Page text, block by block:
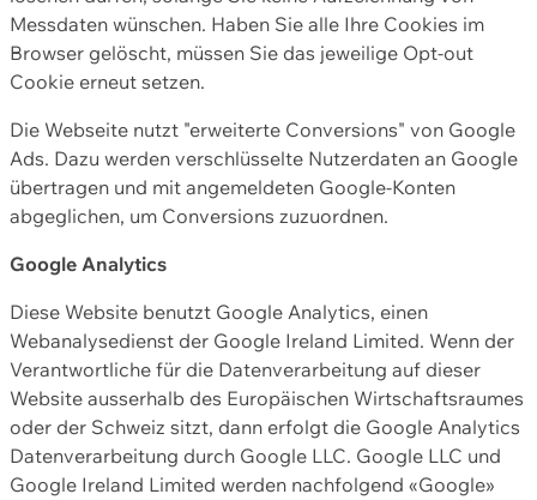
Messdaten wünschen. Haben Sie alle Ihre Cookies im
Browser gelöscht, müssen Sie das jeweilige Opt-out
Cookie erneut setzen.
Die Webseite nutzt "erweiterte Conversions" von Google
Ads. Dazu werden verschlüsselte Nutzerdaten an Google
übertragen und mit angemeldeten Google-Konten
abgeglichen, um Conversions zuzuordnen.
Google Analytics
Diese Website benutzt Google Analytics, einen
Webanalysedienst der Google Ireland Limited. Wenn der
Verantwortliche für die Datenverarbeitung auf dieser
Website ausserhalb des Europäischen Wirtschaftsraumes
oder der Schweiz sitzt, dann erfolgt die Google Analytics
Datenverarbeitung durch Google LLC. Google LLC und
Google Ireland Limited werden nachfolgend «Google»